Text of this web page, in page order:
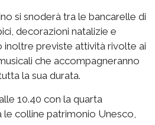
si snoderà tra le bancarelle di
decorazioni natalizie e
previste attività rivolte ai
che accompagneranno
la sua durata.
10.40 con la quarta
le colline patrimonio Unesco,